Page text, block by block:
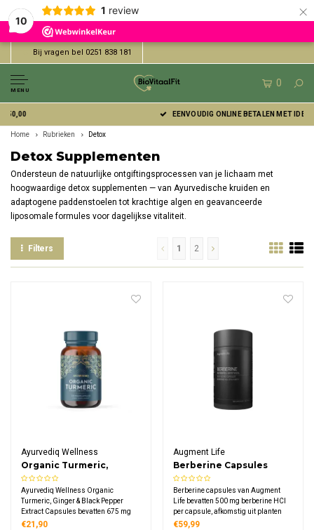
10
1 review ×
Bij vragen bel 0251 838 181
MENU
0
EENVOUDIG ONLINE BETALEN MET IDEAL | WERO
Home Rubrieken Detox
Detox Supplementen
Ondersteun de natuurlijke ontgiftingsprocessen van je lichaam met
hoogwaardige detox supplementen — van Ayurvedische kruiden en
adaptogene paddenstoelen tot krachtige algen en geavanceerde
liposomale formules voor dagelijkse vitaliteit.
Filters 1 2
Ayurvediq Wellness
Organic Turmeric,
Ginger & Black Pepper
Extract Capsules
Ayurvediq Wellness Organic
Turmeric, Ginger & Black Pepper
Extract Capsules bevatten 675 mg
biologische kurkuma, gecombineerd
€21,90
Augment Life
Berberine Capsules
Berberine capsules van Augment
Life bevatten 500 mg berberine HCl
per capsule, afkomstig uit planten
van de Berberis-familie. De capsules
€59,99